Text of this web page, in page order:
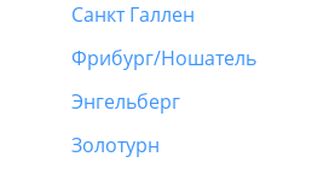
Санкт Галлен
Фрибург/Ношатель
Энгельберг
Золотурн